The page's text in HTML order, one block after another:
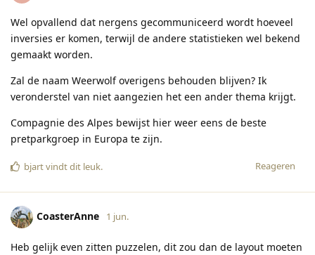
Wel opvallend dat nergens gecommuniceerd wordt hoeveel
inversies er komen, terwijl de andere statistieken wel bekend
gemaakt worden.
Zal de naam Weerwolf overigens behouden blijven? Ik
veronderstel van niet aangezien het een ander thema krijgt.
Compagnie des Alpes bewijst hier weer eens de beste
pretparkgroep in Europa te zijn.
Reageren
bjartvindt dit leuk.
CoasterAnne 1 jun.
Heb gelijk even zitten puzzelen, dit zou dan de layout moeten